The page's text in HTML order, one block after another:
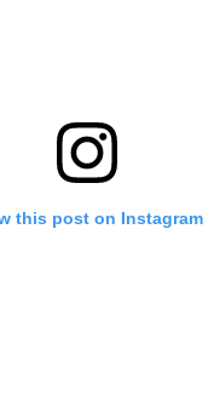
this post on Instagram